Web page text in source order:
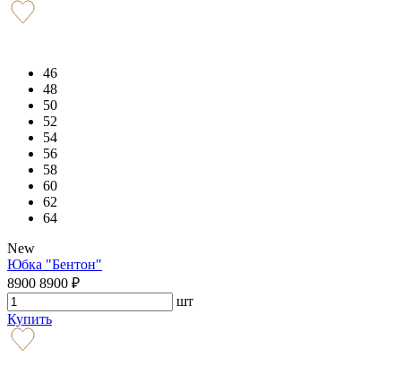
46
48
50
52
54
56
58
60
62
64
New
Юбка "Бентон"
8900 8900 ₽
шт
Купить